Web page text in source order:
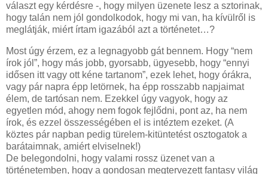
választ egy kérdésre -, hogy milyen üzenete lesz a sztorinak,
hogy talán nem jól gondolkodok, hogy mi van, ha kívülről is
meglátják, miért írtam igazából azt a történetet…?
Most úgy érzem, ez a legnagyobb gát bennem. Hogy “nem
írok jól”, hogy más jobb, gyorsabb, ügyesebb, hogy “ennyi
idősen itt vagy ott kéne tartanom”, ezek lehet, hogy órákra,
vagy pár napra épp letörnek, ha épp rosszabb napjaimat
élem, de tartósan nem. Ezekkel úgy vagyok, hogy az
egyetlen mód, ahogy nem fogok fejlődni, pont az, ha nem
írok, és ezzel összességében el is intéztem ezeket. (A
köztes pár napban pedig türelem-kitüntetést osztogatok a
barátaimnak, amiért elviselnek!)
De belegondolni, hogy valami rossz üzenet van a
történetemben, hogy a gondosan megtervezett fantasy világ